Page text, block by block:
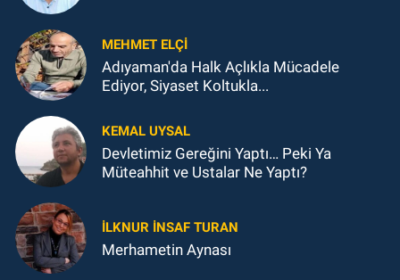
MEHMET ELÇI
Adıyaman'da Halk Açlıkla Mücadele
Ediyor, Siyaset Koltukla...
KEMAL UYSAL
Devletimiz Gereğini Yaptı… Peki Ya
Müteahhit ve Ustalar Ne Yaptı?
İLKNUR İNSAF TURAN
Merhametin Aynası